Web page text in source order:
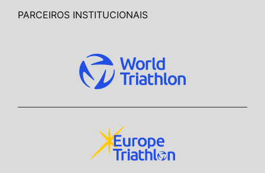
PARCEIROS INSTITUCIONAIS